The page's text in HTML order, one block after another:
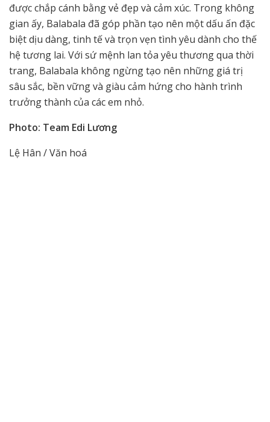
được chắp cánh bằng vẻ đẹp và cảm xúc. Trong không
gian ấy, Balabala đã góp phần tạo nên một dấu ấn đặc
biệt dịu dàng, tinh tế và trọn vẹn tình yêu dành cho thế
hệ tương lai. Với sứ mệnh lan tỏa yêu thương qua thời
trang, Balabala không ngừng tạo nên những giá trị
sâu sắc, bền vững và giàu cảm hứng cho hành trình
trưởng thành của các em nhỏ.
Photo: Team Edi Lương
Lệ Hân / Văn hoá